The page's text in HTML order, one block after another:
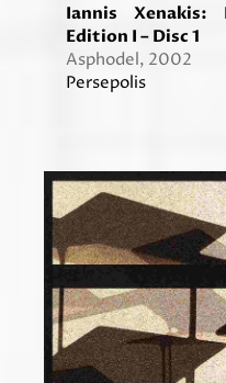
Iannis Xenakis:
Edition I – Disc 1
Asphodel, 2002
Persepolis